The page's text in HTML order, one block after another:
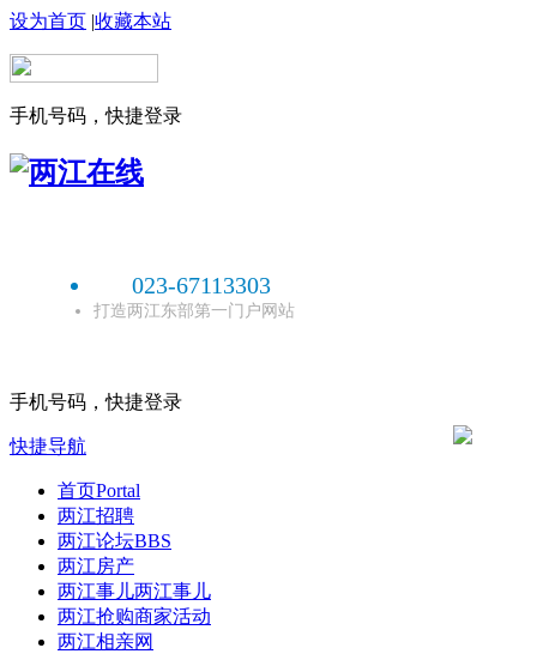
设为首页 |收藏本站
手机号码，快捷登录
023-67113303
打造两江东部第一门户网站
手机号码，快捷登录
快捷导航
首页Portal
两江招聘
两江论坛BBS
两江房产
两江事儿两江事儿
两江抢购商家活动
两江相亲网